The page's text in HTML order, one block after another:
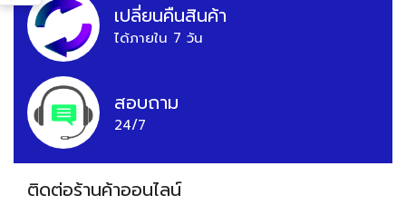
เปลี่ยนคืนสินค้า
ได้ภายใน 7 วัน
สอบถาม
24/7
ติดต่อร้านค้าออนไลน์